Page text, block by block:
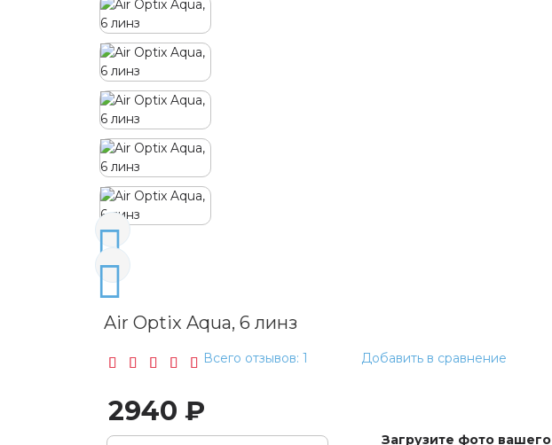
Air Optix Aqua, 6 линз
Всего отзывов: 1 Добавить в сравнение
2940 ₽
Загрузите фото вашего